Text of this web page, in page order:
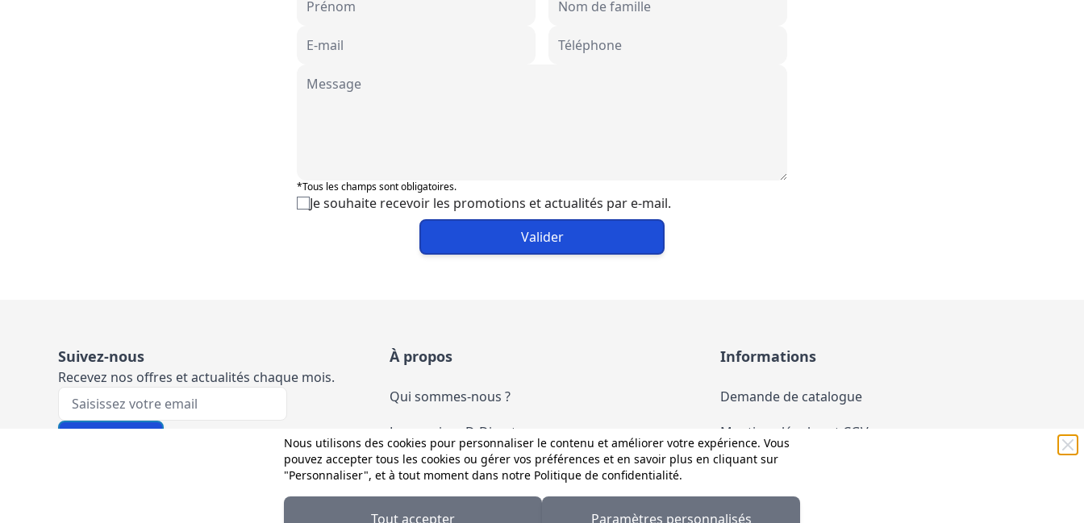
Nous utilisons des cookies pour personnaliser le contenu et améliorer votre expérience. Vous
pouvez accepter tous les cookies ou gérer vos préférences et en savoir plus en cliquant sur
"Personnaliser", et à tout moment dans notre Politique de confidentialité.
Tout accepter Paramètres personnalisés
*Tous les champs sont obligatoires.
Je souhaite recevoir les promotions et actualités par e-mail.
Valider
Suivez-nous
Recevez nos offres et actualités chaque mois.
Votre e-mail
À propos
Qui sommes-nous ?
Les services D-Direct
Nous contacter
Informations
Demande de catalogue
Mentions légales et CGV
Conditions générales d'utilisation (CGU)
Politique de confidentialité